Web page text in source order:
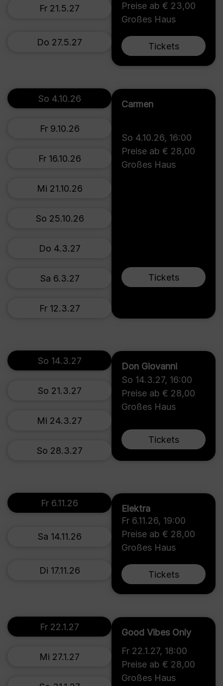
Preise ab € 23,00
Großes Haus
Tickets
Fr 21.5.27
Do 27.5.27
Carmen
So 4.10.26, 16:00
Preise ab € 28,00
Großes Haus
Tickets
So 4.10.26
Fr 9.10.26
Fr 16.10.26
Mi 21.10.26
So 25.10.26
Do 4.3.27
Sa 6.3.27
Fr 12.3.27
Don Giovanni
So 14.3.27, 16:00
Preise ab € 28,00
Großes Haus
Tickets
So 14.3.27
So 21.3.27
Mi 24.3.27
So 28.3.27
Elektra
Fr 6.11.26, 19:00
Preise ab € 28,00
Großes Haus
Tickets
Fr 6.11.26
Sa 14.11.26
Di 17.11.26
Good Vibes Only
Fr 22.1.27, 18:00
Preise ab € 28,00
Großes Haus
Fr 22.1.27
Mi 27.1.27